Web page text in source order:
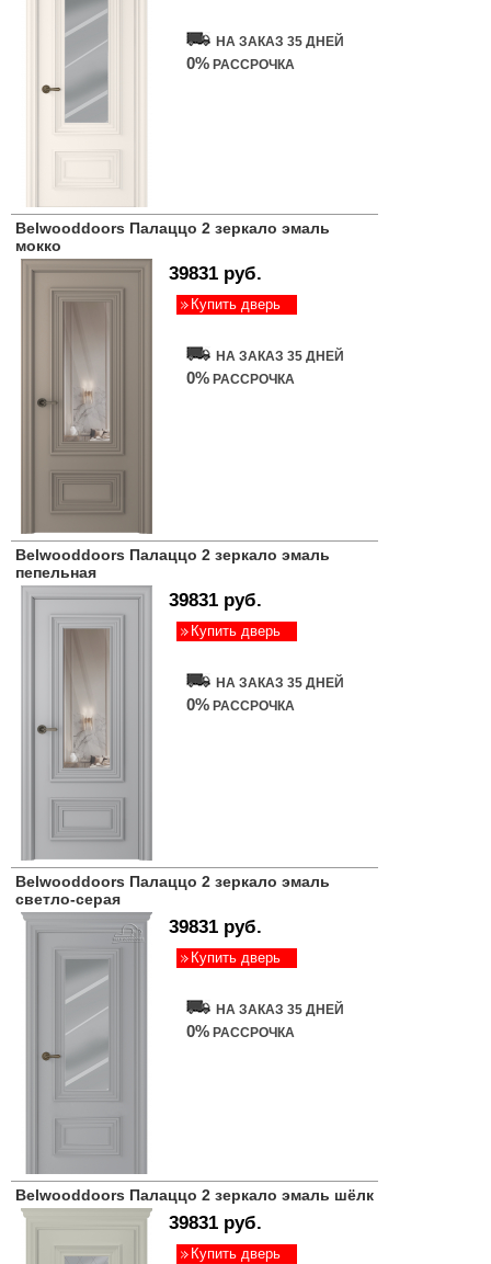
НА ЗАКАЗ 35 ДНЕЙ
0% РАССРОЧКА
Belwooddoors Палаццо 2 зеркало эмаль
мокко
39831 руб.
Купить дверь
НА ЗАКАЗ 35 ДНЕЙ
0% РАССРОЧКА
Belwooddoors Палаццо 2 зеркало эмаль
пепельная
39831 руб.
Купить дверь
НА ЗАКАЗ 35 ДНЕЙ
0% РАССРОЧКА
Belwooddoors Палаццо 2 зеркало эмаль
светло-серая
39831 руб.
Купить дверь
НА ЗАКАЗ 35 ДНЕЙ
0% РАССРОЧКА
Belwooddoors Палаццо 2 зеркало эмаль шёлк
39831 руб.
Купить дверь